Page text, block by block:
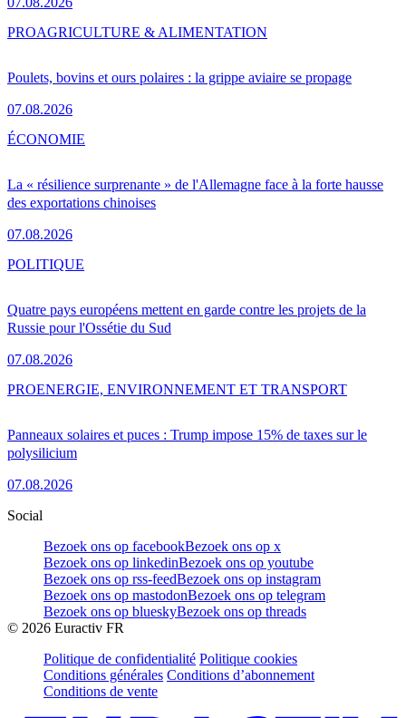
Poulets, bovins et ours polaires : la grippe aviaire se propage
07.08.2026
PROAGRICULTURE & ALIMENTATION
La « résilience surprenante » de l'Allemagne face à la forte hausse
des exportations chinoises
07.08.2026
ÉCONOMIE
Quatre pays européens mettent en garde contre les projets de la
Russie pour l'Ossétie du Sud
07.08.2026
POLITIQUE
Panneaux solaires et puces : Trump impose 15% de taxes sur le
polysilicium
07.08.2026
PROENERGIE, ENVIRONNEMENT ET TRANSPORT
Social
Bezoek ons op facebookBezoek ons op x
Bezoek ons op linkedinBezoek ons op youtube
Bezoek ons op rss-feedBezoek ons op instagram
Bezoek ons op mastodonBezoek ons op telegram
Bezoek ons op blueskyBezoek ons op threads
© 2026 Euractiv FR
Politique de confidentialité Politique cookies
Conditions générales Conditions d’abonnement
Conditions de vente